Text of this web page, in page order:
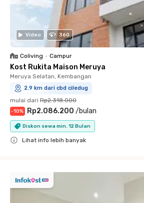
Video 360
Coliving • Campur
Kost Rukita Maison Meruya
Meruya Selatan, Kembangan
2.9 km dari cbd ciledug
mulai dari Rp2.318.000
-10% Rp2.086.200 /bulan
Diskon sewa min. 12 Bulan
Lihat info lebih banyak